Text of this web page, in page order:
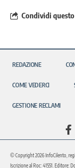
Condividi
REDAZIONE
COME VEDERCI
GESTIONE RECLAMI
© Copyright 2026 InfoCilento,
Iscrizione al Roc: 41551. Editore: